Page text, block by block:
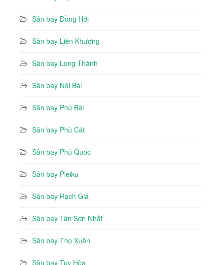
Sân bay Đồng Hới
Sân bay Liên Khương
Sân bay Long Thành
Sân bay Nội Bài
Sân bay Phú Bài
Sân bay Phù Cát
Sân bay Phú Quốc
Sân bay Pleiku
Sân bay Rạch Giá
Sân bay Tân Sơn Nhất
Sân bay Thọ Xuân
Sân bay Tuy Hòa